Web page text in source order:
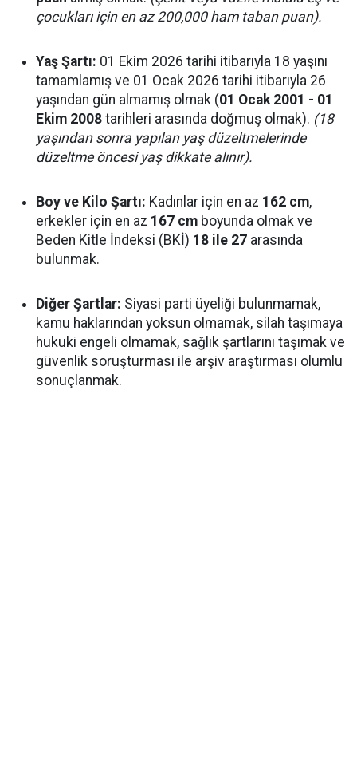
çocukları için en az 200,000 ham taban puan).
Yaş Şartı: 01 Ekim 2026 tarihi itibarıyla 18 yaşını
tamamlamış ve 01 Ocak 2026 tarihi itibarıyla 26
yaşından gün almamış olmak (01 Ocak 2001 - 01
Ekim 2008 tarihleri arasında doğmuş olmak). (18
yaşından sonra yapılan yaş düzeltmelerinde
düzeltme öncesi yaş dikkate alınır).
Boy ve Kilo Şartı: Kadınlar için en az 162 cm,
erkekler için en az 167 cm boyunda olmak ve
Beden Kitle İndeksi (BKİ) 18 ile 27 arasında
bulunmak.
Diğer Şartlar: Siyasi parti üyeliği bulunmamak,
kamu haklarından yoksun olmamak, silah taşımaya
hukuki engeli olmamak, sağlık şartlarını taşımak ve
güvenlik soruşturması ile arşiv araştırması olumlu
sonuçlanmak.